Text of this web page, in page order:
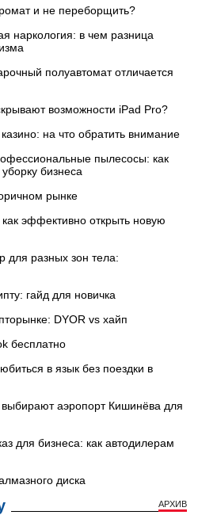
и не переборщить?
наркология: в чем разница
полуавтомат отличается
возможности iPad Pro?
на что обратить внимание
пылесосы: как
бизнеса
рынке
эффективно открыть новую
для разных зон тела:
гайд для новичка
DYOR vs хайп
бесплатно
в язык без поездки в
аэропорт Кишинёва для
для бизнеса: как автодилерам
диска
АРХИВ